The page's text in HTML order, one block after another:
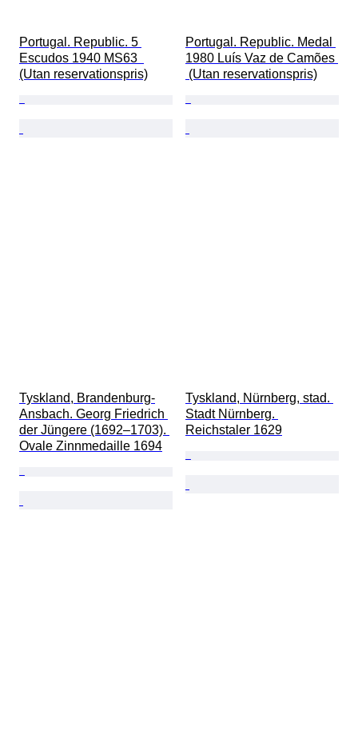
Portugal. Republic. 5
Escudos 1940 MS63
(Utan reservationspris)
Portugal. Republic. Medal
1980 Luís Vaz de Camões
(Utan reservationspris)
Tyskland, Brandenburg-
Ansbach. Georg Friedrich
der Jüngere (1692–1703).
Ovale Zinnmedaille 1694
Tyskland, Nürnberg, stad.
Stadt Nürnberg.
Reichstaler 1629